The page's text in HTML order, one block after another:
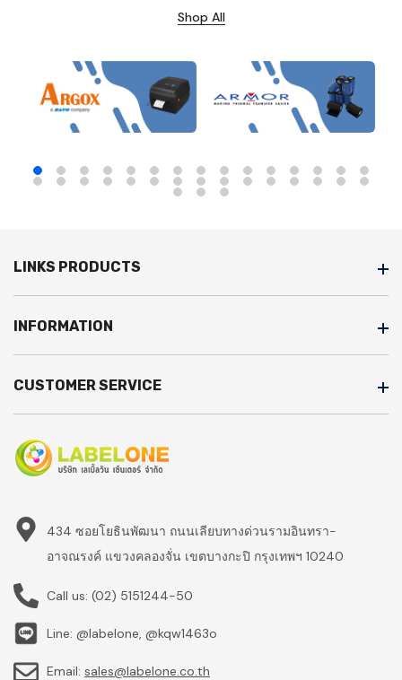
Shop All
LINKS PRODUCTS
INFORMATION
CUSTOMER SERVICE
434 ซอยโยธินพัฒนา ถนนเลียบทางด่วนรามอินทรา-
อาจณรงค์ แขวงคลองจั่น เขตบางกะปิ กรุงเทพฯ 10240
Call us: (02) 5151244-50
Line: @labelone, @kqw1463o
Email: sales@labelone.co.th